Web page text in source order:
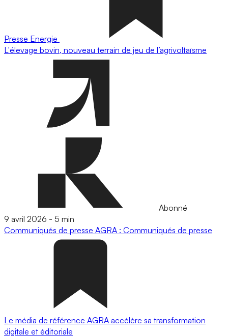
Presse Energie
L'élevage bovin, nouveau terrain de jeu de l’agrivoltaïsme
Abonné
9 avril 2026 - 5 min
Communiqués de presse AGRA : Communiqués de presse
Le média de référence AGRA accélère sa transformation
digitale et éditoriale